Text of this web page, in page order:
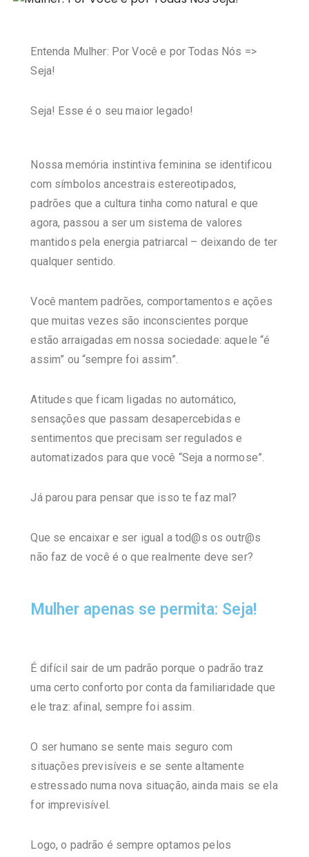
Entenda Mulher: Por Você e por Todas Nós =>
Seja!
Seja! Esse é o seu maior legado!
Nossa memória instintiva feminina se identificou
com símbolos ancestrais estereotipados,
padrões que a cultura tinha como natural e que
agora, passou a ser um sistema de valores
mantidos pela energia patriarcal – deixando de ter
qualquer sentido.
Você mantem padrões, comportamentos e ações
que muitas vezes são inconscientes porque
estão arraigadas em nossa sociedade: aquele “é
assim” ou “sempre foi assim”.
Atitudes que ficam ligadas no automático,
sensações que passam desapercebidas e
sentimentos que precisam ser regulados e
automatizados para que você “Seja a normose”.
Já parou para pensar que isso te faz mal?
Que se encaixar e ser igual a tod@s os outr@s
não faz de você é o que realmente deve ser?
Mulher apenas se permita: Seja!
É difícil sair de um padrão porque o padrão traz
uma certo conforto por conta da familiaridade que
ele traz: afinal, sempre foi assim.
O ser humano se sente mais seguro com
situações previsíveis e se sente altamente
estressado numa nova situação, ainda mais se ela
for imprevisível.
Logo, o padrão é sempre optamos pelos